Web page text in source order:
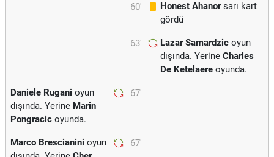
60' Honest Ahanorsarı kart
gördü
63' Lazar Samardzic oyun
dışında. Yerine Charles
De Ketelaere oyunda.
67'
Daniele Rugani oyun
dışında. Yerine Marin
Pongracic oyunda.
67'
Marco Brescianini oyun